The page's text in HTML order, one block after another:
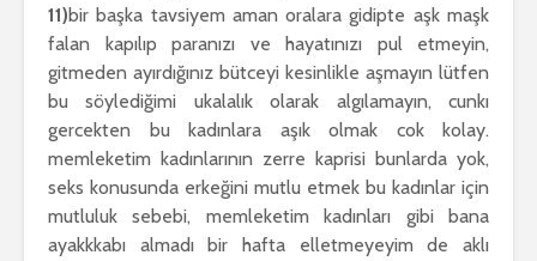
11)bir başka tavsiyem aman oralara gidipte aşk maşk
falan kapılıp paranızı ve hayatınızı pul etmeyin,
gitmeden ayırdığınız bütceyi kesinlikle aşmayın lütfen
bu söylediğimi ukalalık olarak algılamayın, cunkı
gercekten bu kadınlara aşık olmak cok kolay.
memleketim kadınlarının zerre kaprisi bunlarda yok,
seks konusunda erkeğini mutlu etmek bu kadınlar için
mutluluk sebebi, memleketim kadınları gibi bana
ayakkkabı almadı bir hafta elletmeyeyim de aklı